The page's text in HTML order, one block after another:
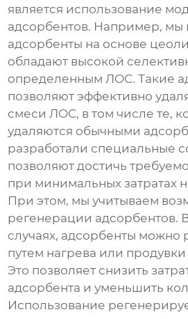
является использование
адсорбентов. Например,
адсорбенты на основе
обладают высокой
определенным ЛОС. Такие
позволяют эффективно
смеси ЛОС, в том числе те,
удаляются обычными
разработали специальные
позволяют достичь
при минимальных затратах
При этом, мы учитываем
регенерации адсорбентов.
случаях, адсорбенты можно
путем нагрева или
Это позволяет снизить
адсорбента и уменьшить
Использование